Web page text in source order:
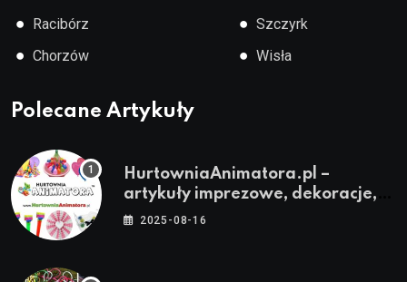
● Racibórz
● Chorzów
● Szczyrk
● Wisła
Polecane Artykuły
HurtowniaAnimatora.pl –
artykuły imprezowe, dekoracje,
stroje i akcesoria dla animatorów
2025-08-16